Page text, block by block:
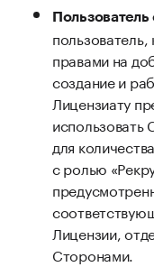
правами на
создание и
Лицензиату
использовать
для
с ролью
Лицензии,
Сторонами.